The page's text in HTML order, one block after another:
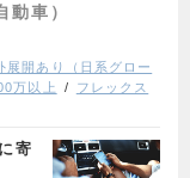
車）
展開あり（日系グロー
万以上
フレックス
寄